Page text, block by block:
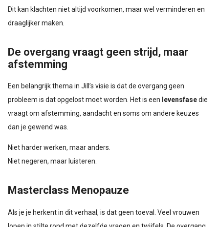
Dit kan klachten niet altijd voorkomen, maar wel verminderen en
draaglijker maken.
De overgang vraagt geen strijd, maar
afstemming
Een belangrijk thema in Jill’s visie is dat de overgang geen
probleem is dat opgelost moet worden. Het is een levensfasedie
vraagt om afstemming, aandacht en soms om andere keuzes
dan je gewend was.
Niet harder werken, maar anders.
Niet negeren, maar luisteren.
Masterclass Menopauze
Als je je herkent in dit verhaal, is dat geen toeval. Veel vrouwen